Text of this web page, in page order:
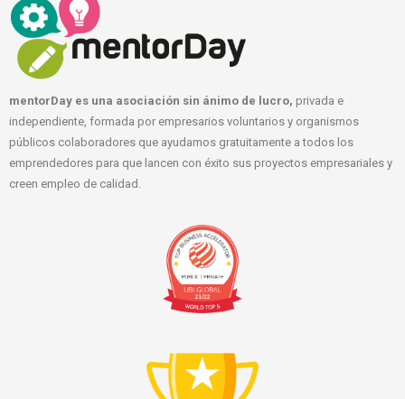
mentorDay es una asociación sin ánimo de lucro, privada e
independiente, formada por empresarios voluntarios y organismos
públicos colaboradores que ayudamos gratuitamente a todos los
emprendedores para que lancen con éxito sus proyectos empresariales y
creen empleo de calidad.